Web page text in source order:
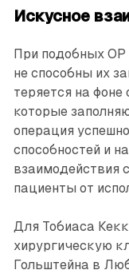
Искусное
При подобных
не способны их
теряется на фоне
которые
операция
способностей и
взаимодействия
пациенты от
Для Тобиаса
хирургическую
Гольштейна в